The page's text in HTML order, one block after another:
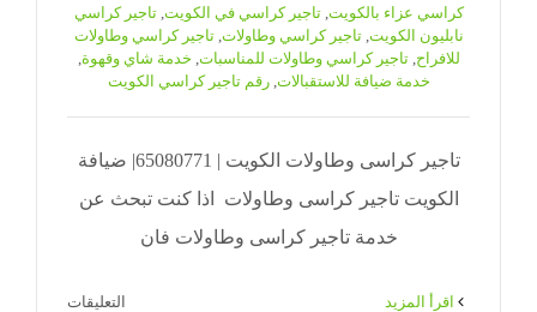
كراسي عزاء بالكويت ,تاجير كراسي في الكويت ,تاجير كراسي
نابليون الكويت ,تاجير كراسي وطاولات ,تاجير كراسي وطاولات
للافراح ,تاجير كراسي وطاولات للمناسبات خدمة شاي وقهوة
خدمة ضيافة للاستقبالات ,رقم تاجير كراسي الكويت
تاجير كراسى وطاولات الكويت | 65080771| ضيافة
الكويت تاجير كراسى وطاولات اذا كنت تبحث عن
خدمة تاجير كراسى وطاولات فان
التعليقات